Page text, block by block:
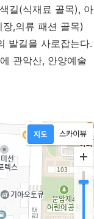
길(식재료 골목), 아
,의류 패션 골목)
발길을 사로잡는다.
관악산, 안양예술